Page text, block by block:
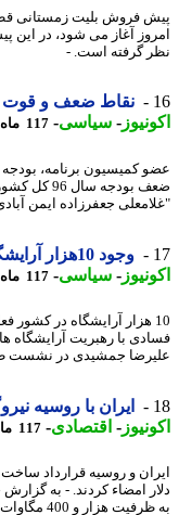
آغاز می شود، در این پیش
گرفته است. -
نقاط ضعف و قوت
-سیاسی-117 ماه پیش - چهارشنبه 24 آذر 1395، 09:57
کمیسیون برنامه، بودجه و
ضعف بودجه سال
جعفرزاده ایمن آبادی"
وجود 10هزار آرایشگاه غیرمجاز درکشور
-سیاسی-117 ماه پیش - چهارشنبه 24 آذر 1395، 09:37
هزار آرایشگاه در کشور
با رهبریت آرایشگاه ها
جمشیدی در نشست طرح
ایران با روسیه
-اقتصادی-117 ماه پیش - چهارشنبه 24 آذر 1395، 09:27
امضاء کردند. - به گزارش
هزار و 400 مگاوات بین یک شرکت ...